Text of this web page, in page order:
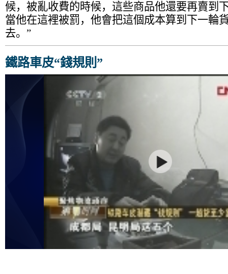
候，被亂收費的時候，這些商品他還要再賣到
當他在這裡被罰，他會把這個成本算到下一輪
去。”
鐵路車皮“錢規則”